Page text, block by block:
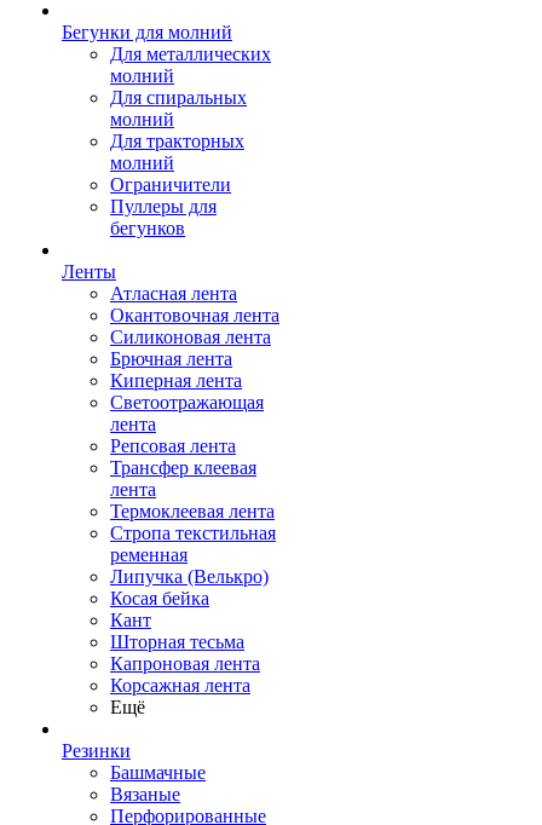
Бегунки для молний
Для металлических
молний
Для спиральных
молний
Для тракторных
молний
Ограничители
Пуллеры для
бегунков
Ленты
Атласная лента
Окантовочная лента
Силиконовая лента
Брючная лента
Киперная лента
Светоотражающая
лента
Репсовая лента
Трансфер клеевая
лента
Термоклеевая лента
Стропа текстильная
ременная
Липучка (Велькро)
Косая бейка
Кант
Шторная тесьма
Капроновая лента
Корсажная лента
Ещё
Резинки
Башмачные
Вязаные
Перфорированные